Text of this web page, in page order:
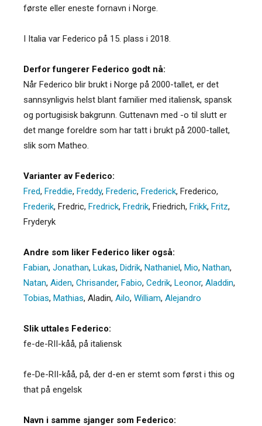
første eller eneste fornavn i Norge.
I Italia var Federico på 15. plass i 2018.
Derfor fungerer Federico godt nå:
Når Federico blir brukt i Norge på 2000-tallet, er det
sannsynligvis helst blant familier med italiensk, spansk
og portugisisk bakgrunn. Guttenavn med -o til slutt er
det mange foreldre som har tatt i brukt på 2000-tallet,
slik som Matheo.
Varianter av Federico:
Fred, Freddie, Freddy, Frederic, Frederick, Frederico,
Frederik, Fredric, Fredrick, Fredrik, Friedrich, Frikk, Fritz,
Fryderyk
Andre som liker Federico liker også:
Fabian, Jonathan, Lukas, Didrik, Nathaniel, Mio, Nathan,
Natan, Aiden, Chrisander, Fabio, Cedrik, Leonor, Aladdin,
Tobias, Mathias, Aladin, Ailo, William, Alejandro
Slik uttales Federico:
fe-de-RII-kåå, på italiensk
fe-De-RII-kåå, på, der d-en er stemt som først i this og
that på engelsk
Navn i samme sjanger som Federico: